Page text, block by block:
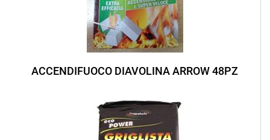
ACCENDIFUOCO DIAVOLINA ARROW 48PZ